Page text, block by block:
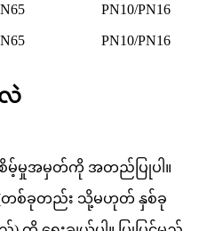
PN10/PN16
PN10/PN16
လဲ
စိမ့်မှုအမှတ်ကို အတည်ပြုပါ။
(တစ်ခုတည်း သို့မဟုတ် နှစ်ခု